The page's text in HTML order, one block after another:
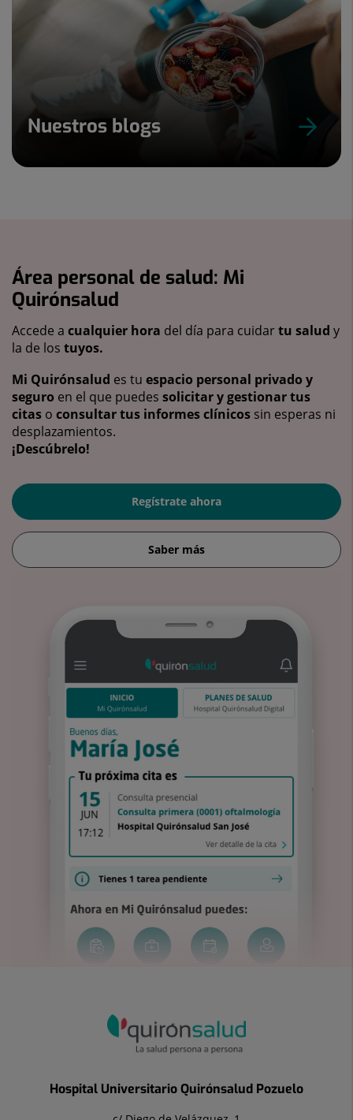
Nuestros blogs
Área personal de salud: Mi
Quirónsalud
Accede a cualquier hora del día para cuidartu salud y
la de los tuyos.
Mi Quirónsalud es tu espacio personal privado y
seguro en el que puedes solicitar y gestionar tus
citas o consultar tus informes clínicos sin esperas ni
desplazamientos.
¡Descúbrelo!
Regístrate ahora
Saber más
Hospital Universitario Quirónsalud Pozuelo